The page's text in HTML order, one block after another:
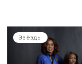
Звёзды